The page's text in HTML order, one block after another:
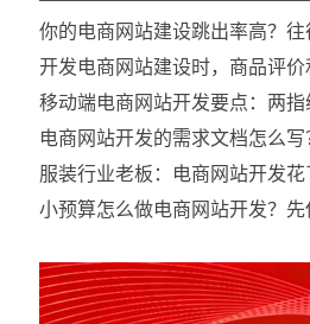
你的电商网站建设跳出率高？
开发电商网站建设时，商品评
移动端电商网站开发要点：两
电商网站开发的需求文档怎么
服装行业老板：电商网站开发
小预算怎么做电商网站开发？